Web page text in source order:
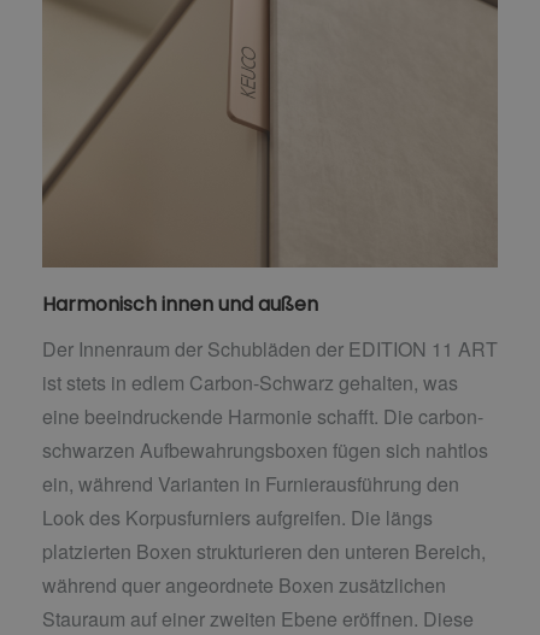
Harmonisch innen und außen
Der Innenraum der Schubläden der EDITION 11 ART
ist stets in edlem Carbon-Schwarz gehalten, was
eine beeindruckende Harmonie schafft. Die carbon-
schwarzen Aufbewahrungsboxen fügen sich nahtlos
ein, während Varianten in Furnierausführung den
Look des Korpusfurniers aufgreifen. Die längs
platzierten Boxen strukturieren den unteren Bereich,
während quer angeordnete Boxen zusätzlichen
Stauraum auf einer zweiten Ebene eröffnen. Diese